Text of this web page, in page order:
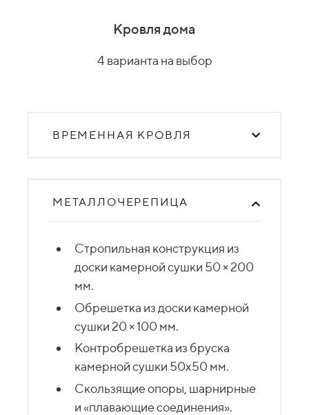
Кровля дома
4 варианта на выбор
ВРЕМЕННАЯ КРОВЛЯ
МЕТАЛЛОЧЕРЕПИЦА
Стропильная конструкция из
доски камерной сушки 50 × 200
мм.
Обрешетка из доски камерной
сушки 20 × 100 мм.
Контробрешетка из бруска
камерной сушки 50х50 мм.
Скользящие опоры, шарнирные
и «плавающие соединения».